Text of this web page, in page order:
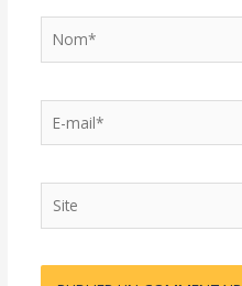
Nom*
mail*
Site